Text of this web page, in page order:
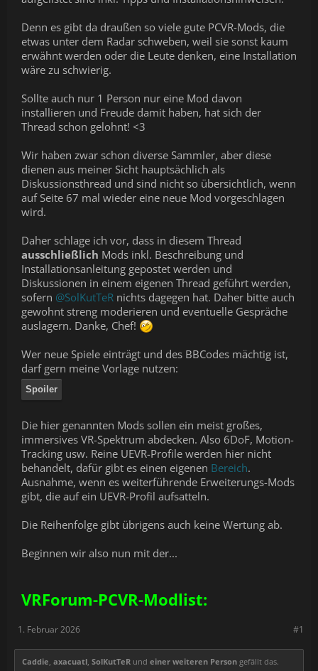
Denn es gibt da draußen so viele gute PCVR-Mods, die
etwas unter dem Radar schweben, weil sie sonst kaum
erwähnt werden oder die Leute denken, eine Installation
wäre zu schwierig.
Sollte auch nur 1 Person nur eine Mod davon
installieren und Freude damit haben, hat sich der
Thread schon gelohnt! <3
Wir haben zwar schon diverse Sammler, aber diese
dienen aus meiner Sicht hauptsächlich als
Diskussionsthread und sind nicht so übersichtlich, wenn
auf Seite 67 mal wieder eine neue Mod vorgeschlagen
wird.
Daher schlage ich vor, dass in diesem Thread
ausschließlich Mods inkl. Beschreibung und
Installationsanleitung gepostet werden und
Diskussionen in einem eigenen Thread geführt werden,
sofern @SolKutTeR nichts dagegen hat. Daher bitte auch
gewohnt streng moderieren und eventuelle Gespräche
auslagern. Danke, Chef!
Wer neue Spiele einträgt und des BBCodes mächtig ist,
darf gern meine Vorlage nutzen:
Spoiler
Die hier genannten Mods sollen ein meist großes,
immersives VR-Spektrum abdecken. Also 6DoF, Motion-
Tracking usw. Reine UEVR-Profile werden hier nicht
behandelt, dafür gibt es einen eigenen Bereich.
Ausnahme, wenn es weiterführende Erweiterungs-Mods
gibt, die auf ein UEVR-Profil aufsatteln.
Die Reihenfolge gibt übrigens auch keine Wertung ab.
Beginnen wir also nun mit der...
VRForum-PCVR-Modlist:
#1
1. Februar 2026
Caddie, axacuatl, SolKutTeR und einer weiteren Person gefällt das.